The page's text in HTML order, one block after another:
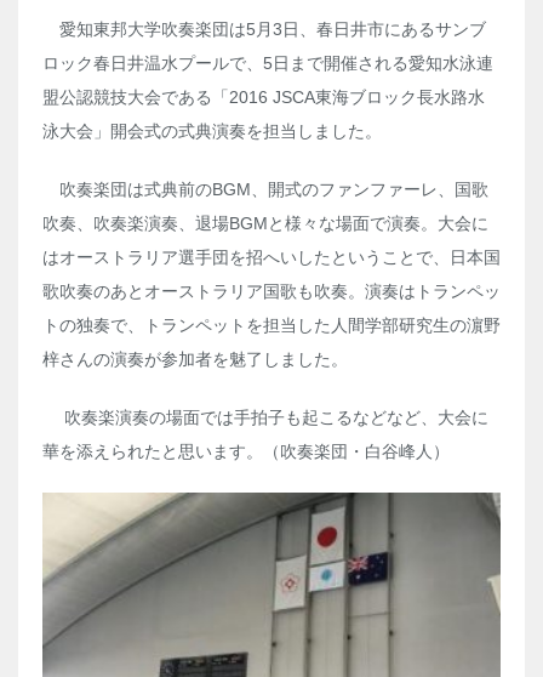
愛知東邦大学吹奏楽団は5月3日、春日井市にあるサンブ
ロック春日井温水プールで、5日まで開催される愛知水泳連
盟公認競技大会である「2016 JSCA東海ブロック長水路水
泳大会」開会式の式典演奏を担当しました。
吹奏楽団は式典前のBGM、開式のファンファーレ、国歌
吹奏、吹奏楽演奏、退場BGMと様々な場面で演奏。大会に
はオーストラリア選手団を招へいしたということで、日本国
歌吹奏のあとオーストラリア国歌も吹奏。演奏はトランペッ
トの独奏で、トランペットを担当した人間学部研究生の濵野
梓さんの演奏が参加者を魅了しました。
吹奏楽演奏の場面では手拍子も起こるなどなど、大会に
華を添えられたと思います。（吹奏楽団・白谷峰人）